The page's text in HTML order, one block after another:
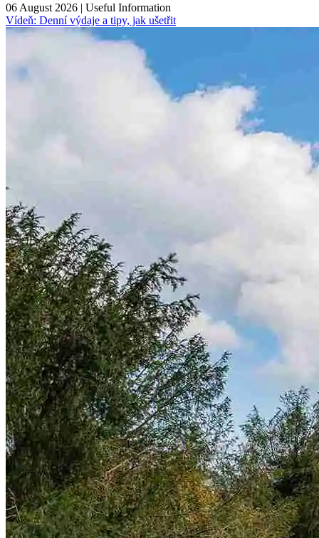
06 August 2026 | Useful Information
Vídeň: Denní výdaje a tipy, jak ušetřit